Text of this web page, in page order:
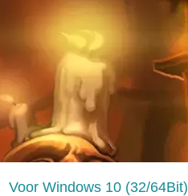
Voor Windows 10 (32/64Bit)